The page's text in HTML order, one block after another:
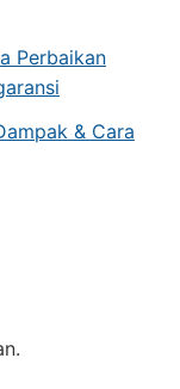
Perbaikan
& Cara